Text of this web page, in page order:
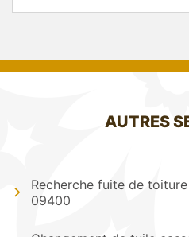
AUTRES
Recherche fuite de
09400